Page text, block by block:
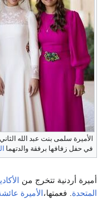
الأميرة سلمى بنت عبد الله
في حفل زفافها برفقة والدتهما
أميرة أردنية تتخرج من
المتحدة . فعمتها،الأميرة